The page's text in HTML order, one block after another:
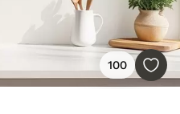
100